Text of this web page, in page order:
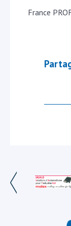
France